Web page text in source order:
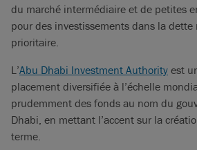
du marché intermédiaire et de petites
pour des investissements dans la dette
prioritaire.
L’Abu Dhabi Investment Authority est
placement diversifiée à l’échelle
prudemment des fonds au nom du
Dhabi, en mettant l’accent sur la
terme.